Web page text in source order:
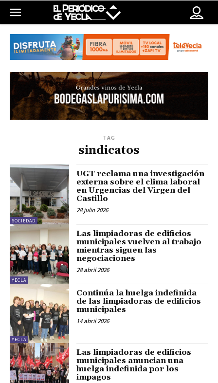
TAG
sindicatos
SOCIEDAD
UGT reclama una investigación
externa sobre el clima laboral
en Urgencias del Virgen del
Castillo
28 julio 2026
YECLA
Las limpiadoras de edificios
municipales vuelven al trabajo
mientras siguen las
negociaciones
28 abril 2026
YECLA
Continúa la huelga indefinida
de las limpiadoras de edificios
municipales
14 abril 2026
Las limpiadoras de edificios
municipales anuncian una
huelga indefinida por los
impagos